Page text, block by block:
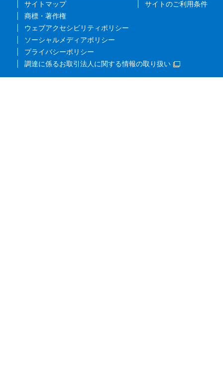
サイトマップ
サイトのご利用条件
商標・著作権
ウェブアクセシビリティポリシー
ソーシャルメディアポリシー
プライバシーポリシー
調達に係るお取引法人に関する情報の取り扱い